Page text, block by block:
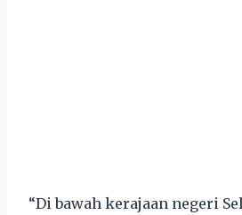
“Di bawah kerajaan negeri